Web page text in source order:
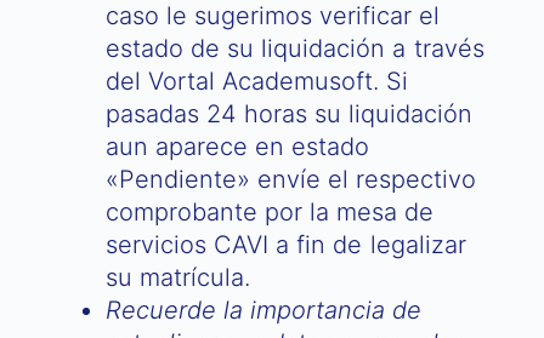
caso le sugerimos verificar el
estado de su liquidación a través
del Vortal Academusoft. Si
pasadas 24 horas su liquidación
aun aparece en estado
«Pendiente» envíe el respectivo
comprobante por la mesa de
servicios CAVI a fin de legalizar
su matrícula.
Recuerde la importancia de